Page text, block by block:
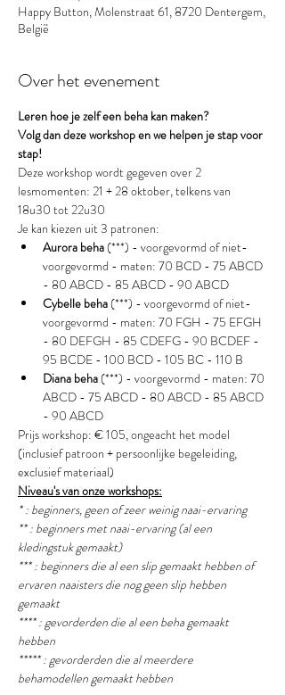
Happy Button, Molenstraat 61, 8720 Dentergem,
België
Over het evenement
Leren hoe je zelf een beha kan maken?
Volg dan deze workshop en we helpen je stap voor
stap!
Deze workshop wordt gegeven over 2
lesmomenten: 21 + 28 oktober, telkens van
18u30 tot 22u30
Je kan kiezen uit 3 patronen:
Aurora beha (***) - voorgevormd of niet-
voorgevormd - maten: 70 BCD - 75 ABCD
- 80 ABCD - 85 ABCD - 90 ABCD
Cybelle beha (***) - voorgevormd of niet-
voorgevormd - maten: 70 FGH - 75 EFGH
- 80 DEFGH - 85 CDEFG - 90 BCDEF -
95 BCDE - 100 BCD - 105 BC - 110 B
Diana beha (***) - voorgevormd - maten: 70
ABCD - 75 ABCD - 80 ABCD - 85 ABCD
- 90 ABCD
Prijs workshop: € 105, ongeacht het model
(inclusief patroon + persoonlijke begeleiding,
exclusief materiaal)
Niveau's van onze workshops:
* : beginners, geen of zeer weinig naai-ervaring
** : beginners met naai-ervaring (al een
kledingstuk gemaakt)
*** : beginners die al een slip gemaakt hebben of
ervaren naaisters die nog geen slip hebben
gemaakt
**** : gevorderden die al een beha gemaakt
hebben
***** : gevorderden die al meerdere
behamodellen gemaakt hebben